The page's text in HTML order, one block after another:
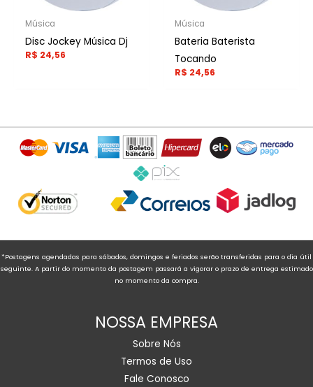
Música
Disc Jockey Música Dj
R$ 24,56
Música
Bateria Baterista
Tocando
R$ 24,56
*Postagens agendadas para sábados, domingos e feriados serão transferidas para o dia útil
seguinte. A partir do momento da postagem passará a vigorar o prazo de entrega estimado
no momento da compra.
NOSSA EMPRESA
Sobre Nós
Termos de Uso
Fale Conosco